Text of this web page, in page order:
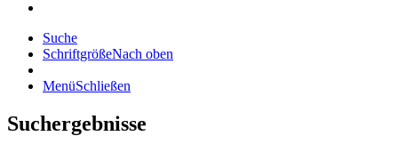
Suche
SchriftgrößeNach oben
MenüSchließen
Suchergebnisse